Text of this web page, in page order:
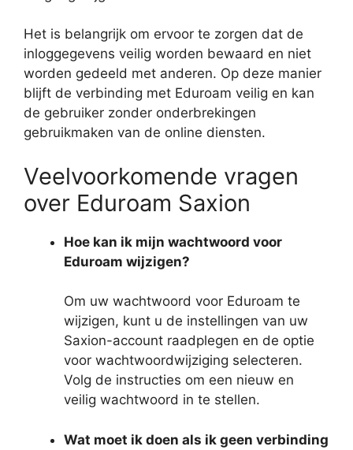
Het is belangrijk om ervoor te zorgen dat de
inloggegevens veilig worden bewaard en niet
worden gedeeld met anderen. Op deze manier
blijft de verbinding met Eduroam veilig en kan
de gebruiker zonder onderbrekingen
gebruikmaken van de online diensten.
Veelvoorkomende vragen
over Eduroam Saxion
Hoe kan ik mijn wachtwoord voor
Eduroam wijzigen?
Om uw wachtwoord voor Eduroam te
wijzigen, kunt u de instellingen van uw
Saxion-account raadplegen en de optie
voor wachtwoordwijziging selecteren.
Volg de instructies om een nieuw en
veilig wachtwoord in te stellen.
Wat moet ik doen als ik geen verbinding